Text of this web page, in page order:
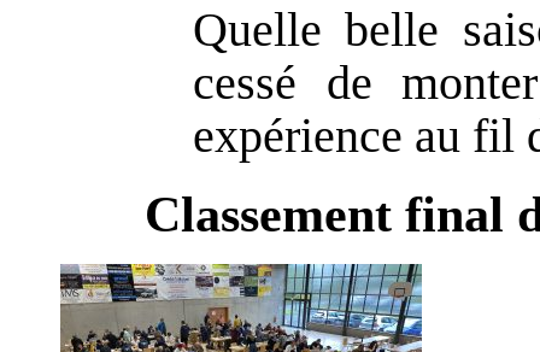
Quelle belle
cessé de
expérience au fil
Classement final